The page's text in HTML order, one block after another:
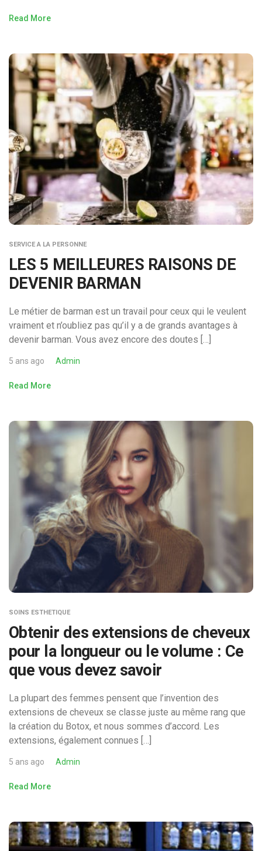
Read More
SERVICE A LA PERSONNE
LES 5 MEILLEURES RAISONS DE
DEVENIR BARMAN
Le métier de barman est un travail pour ceux qui le veulent
vraiment et n’oubliez pas qu’il y a de grands avantages à
devenir barman. Vous avez encore des doutes […]
5 ans ago Admin
Read More
SOINS ESTHETIQUE
Obtenir des extensions de cheveux
pour la longueur ou le volume : Ce
que vous devez savoir
La plupart des femmes pensent que l’invention des
extensions de cheveux se classe juste au même rang que
la création du Botox, et nous sommes d’accord. Les
extensions, également connues […]
5 ans ago Admin
Read More